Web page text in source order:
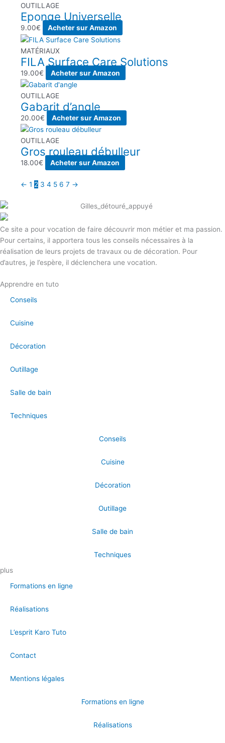
OUTILLAGE
Eponge Universelle
9.00€ Acheter sur Amazon
MATÉRIAUX
FILA Surface Care Solutions
19.00€ Acheter sur Amazon
OUTILLAGE
Gabarit d’angle
20.00€ Acheter sur Amazon
OUTILLAGE
Gros rouleau débulleur
18.00€ Acheter sur Amazon
← 1 2 3 4 5 6 7 →
Ce site a pour vocation de faire découvrir mon métier et ma passion.
Pour certains, il apportera tous les conseils nécessaires à la
réalisation de leurs projets de travaux ou de décoration. Pour
d’autres, je l’espère, il déclenchera une vocation.
Apprendre en tuto
Conseils
Cuisine
Décoration
Outillage
Salle de bain
Techniques
Conseils
Cuisine
Décoration
Outillage
Salle de bain
Techniques
plus
Formations en ligne
Réalisations
L’esprit Karo Tuto
Contact
Mentions légales
Formations en ligne
Réalisations